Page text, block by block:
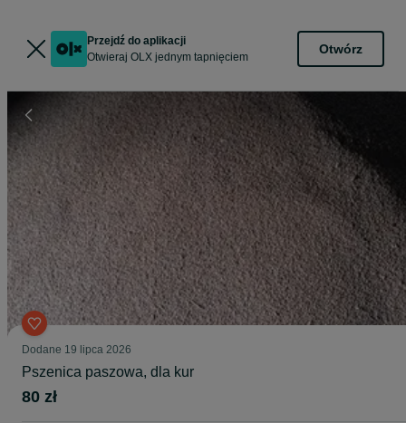
Przejdź do aplikacji
Otwieraj OLX jednym tapnięciem
Otwórz
Dodane 19 lipca 2026
Pszenica paszowa, dla kur
80 zł